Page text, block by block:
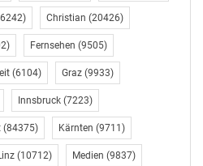
ist dort um EUR 214.000
in Linz, Graz und
EUR. Merklich
in St. Pölten
konnte mangels
valider Wert dargestellt
Christian (20426)
Fernsehen (9505)
(6104) Graz (9933)
Innsbruck (7223)
(84375) Kärnten (9711)
(10712) Medien (9837)